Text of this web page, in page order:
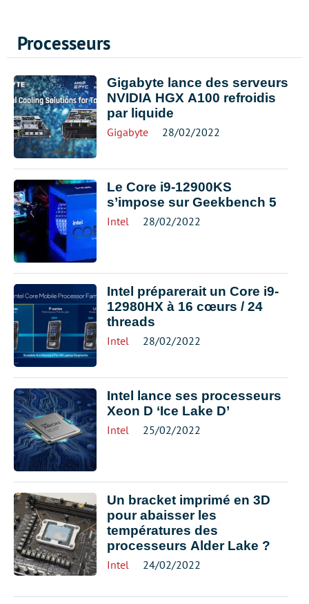
Processeurs
Gigabyte lance des serveurs
NVIDIA HGX A100 refroidis
par liquide
Gigabyte 28/02/2022
Le Core i9-12900KS
s’impose sur Geekbench 5
Intel 28/02/2022
Intel préparerait un Core i9-
12980HX à 16 cœurs / 24
threads
Intel 28/02/2022
Intel lance ses processeurs
Xeon D ‘Ice Lake D’
Intel 25/02/2022
Un bracket imprimé en 3D
pour abaisser les
températures des
processeurs Alder Lake ?
Intel 24/02/2022